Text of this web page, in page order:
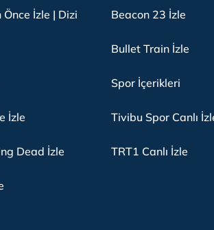
İzle | Dizi
İzle
Dead İzle
Beacon 23 İzle
Bullet Train İzle
Spor İçerikleri
Tivibu Spor Canlı
TRT1 Canlı İzle